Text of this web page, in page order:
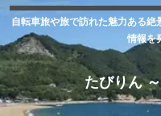
自転車旅や旅で訪れた魅力ある
情報を
たびりん